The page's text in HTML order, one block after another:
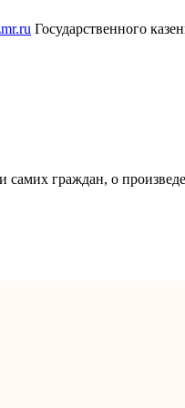
Государственного
граждан, о